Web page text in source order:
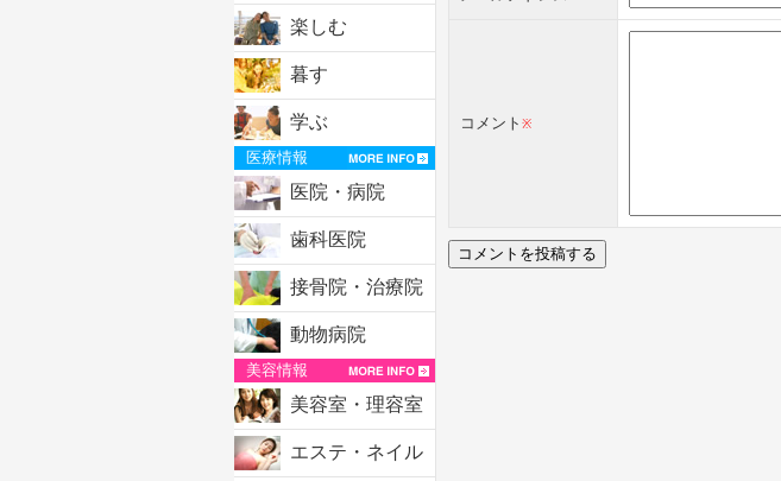
楽しむ
暮す
学ぶ
医療情報
医院・病院
歯科医院
接骨院・治療院
動物病院
美容情報
美容室・理容室
エステ・ネイル
コメント ※